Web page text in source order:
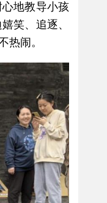
地教导小孩
笑、追逐、
热闹。